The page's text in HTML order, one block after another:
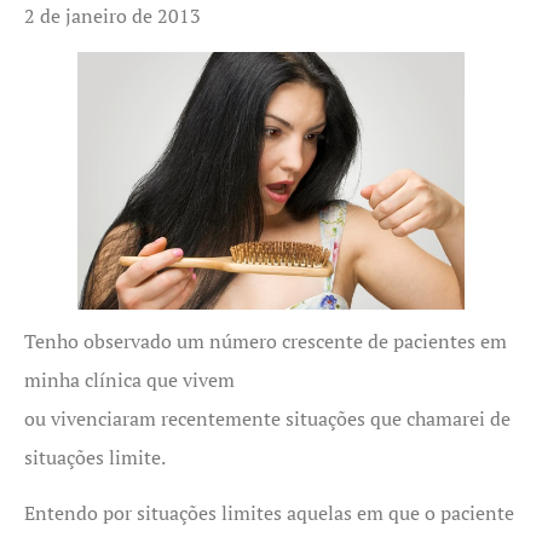
2 de janeiro de 2013
Tenho observado um número crescente de pacientes em
minha clínica que vivem
ou vivenciaram recentemente situações que chamarei de
situações limite.
Entendo por situações limites aquelas em que o paciente